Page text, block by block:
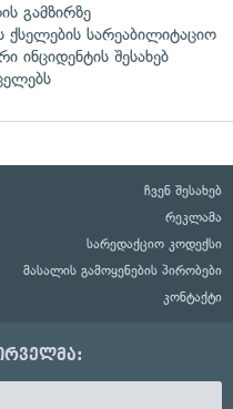
გამზირზე
ქსელების სარეაბილიტაციო
ინციდენტის შესახებ
ჩვენ შესახებ
რეკლამა
სარედაქციო კოდექსი
მასალის გამოყენების პირობები
კონტაქტი